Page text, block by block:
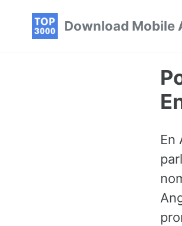
Download Mobile
En